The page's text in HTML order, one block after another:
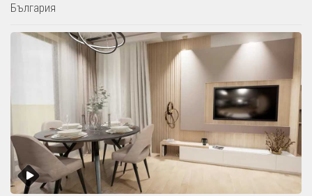
България